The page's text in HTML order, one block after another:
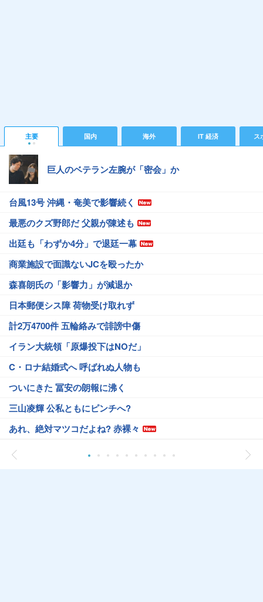
主要 国内 海外 IT 経済 ス
巨人のベテラン左腕が「密会」か
台風13号 沖縄・奄美で影響続く
最悪のクズ野郎だ 父親が陳述も
出廷も「わずか4分」で退廷一幕
商業施設で面識ないJCを殴ったか
森喜朗氏の「影響力」が減退か
日本郵便シス障 荷物受け取れず
計2万4700件 五輪絡みで誹謗中傷
イラン大統領「原爆投下はNOだ」
C・ロナ結婚式へ 呼ばれぬ人物も
ついにきた 冨安の朗報に沸く
三山凌輝 公私ともにピンチへ?
あれ、絶対マツコだよね? 赤裸々